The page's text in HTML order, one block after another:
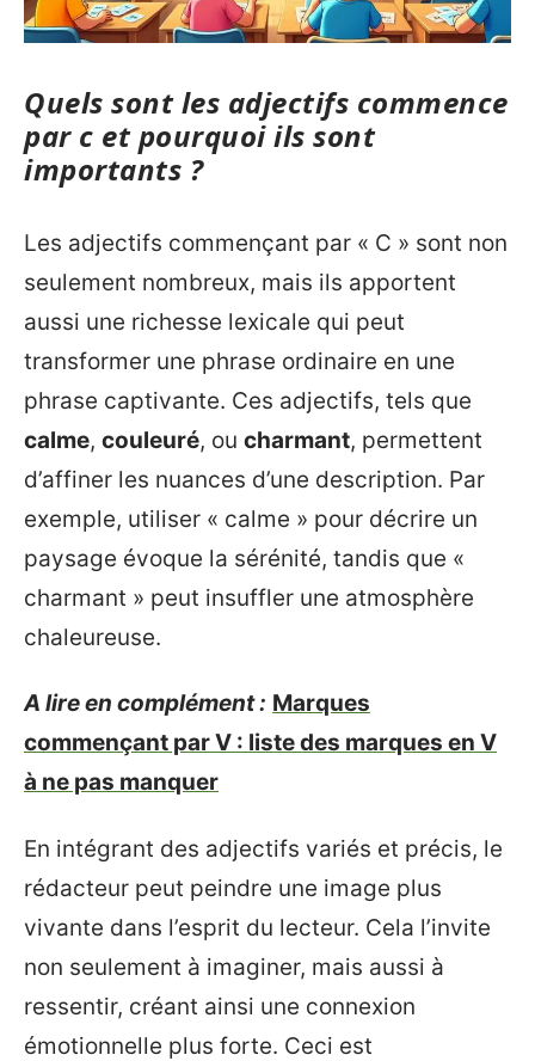
Quels sont les adjectifs commence
par c et pourquoi ils sont
importants ?
Les adjectifs commençant par « C » sont non
seulement nombreux, mais ils apportent
aussi une richesse lexicale qui peut
transformer une phrase ordinaire en une
phrase captivante. Ces adjectifs, tels que
calme, couleuré, ou charmant, permettent
d’affiner les nuances d’une description. Par
exemple, utiliser « calme » pour décrire un
paysage évoque la sérénité, tandis que «
charmant » peut insuffler une atmosphère
chaleureuse.
A lire en complément : Marques
commençant par V : liste des marques en V
à ne pas manquer
En intégrant des adjectifs variés et précis, le
rédacteur peut peindre une image plus
vivante dans l’esprit du lecteur. Cela l’invite
non seulement à imaginer, mais aussi à
ressentir, créant ainsi une connexion
émotionnelle plus forte. Ceci est